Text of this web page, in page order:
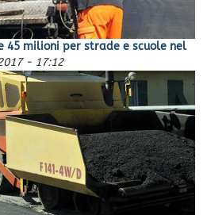
milioni per strade e scuole nel
- 17:12